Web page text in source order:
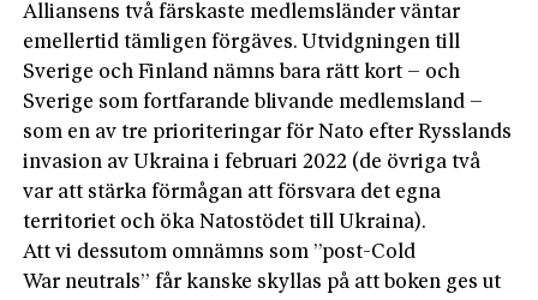
Alliansens två färskaste medlemsländer väntar
emellertid tämligen förgäves. Utvidgningen till
Sverige och Finland nämns bara rätt kort – och
Sverige som fortfarande blivande medlemsland –
som en av tre prioriteringar för Nato efter Rysslands
invasion av Ukraina i februari 2022 (de övriga två
var att stärka förmågan att försvara det egna
territoriet och öka Natostödet till Ukraina).
Att vi dessutom omnämns som ”post-Cold
War neutrals” får kanske skyllas på att boken ges ut